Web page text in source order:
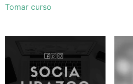
Tomar curso